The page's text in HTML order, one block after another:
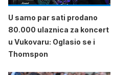
U samo par sati prodano
80.000 ulaznica za koncert
u Vukovaru: Oglasio se i
Thomspon